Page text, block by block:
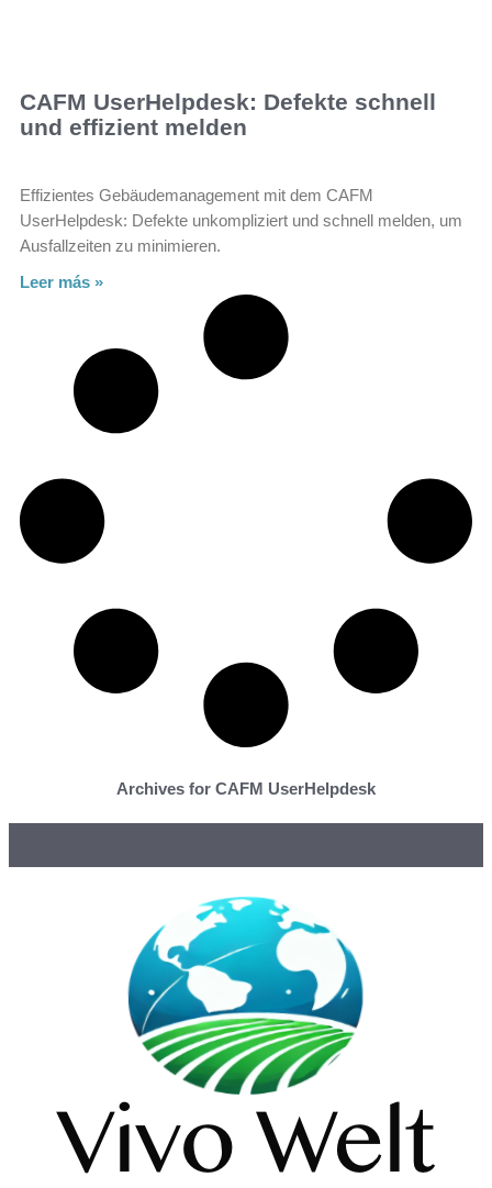
CAFM UserHelpdesk: Defekte schnell
und effizient melden
Effizientes Gebäudemanagement mit dem CAFM
UserHelpdesk: Defekte unkompliziert und schnell melden, um
Ausfallzeiten zu minimieren.
Leer más »
Archives for CAFM UserHelpdesk